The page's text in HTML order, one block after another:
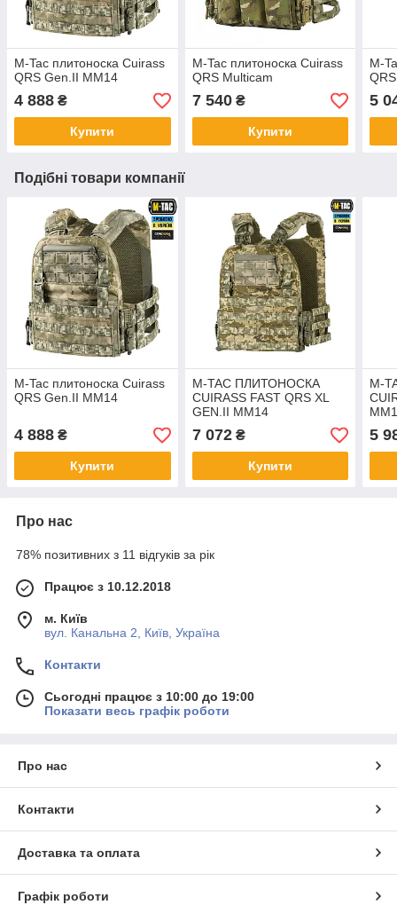
M-Tac плитоноска Cuirass
QRS Gen.II MM14
4 888 ₴
Купити
M-Tac плитоноска Cuirass
QRS Multicam
7 540₴
Купити
M-
5
Подібні товари компанії
M-Tac плитоноска Cuirass
QRS Gen.II MM14
4 888 ₴
Купити
M-TAC ПЛИТОНОСКА
CUIRASS FAST QRS XL
GEN.II MM14
7 072₴
Купити
M-
5
Про нас
78% позитивних з 11 відгуків за рік
Працює з 10.12.2018
м. Київ
вул. Канальна 2, Київ, Україна
Контакти
Сьогодні працює з 10:00 до 19:00
Показати весь графік роботи
Про нас
Контакти
Доставка та оплата
Графік роботи